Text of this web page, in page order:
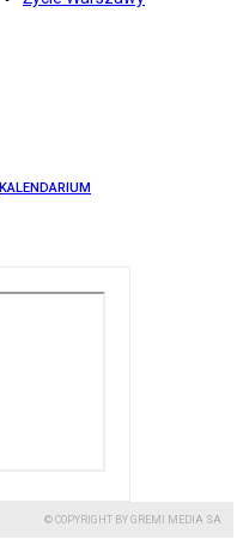
KALENDARIUM
© COPYRIGHT BY GREMI MEDIA SA